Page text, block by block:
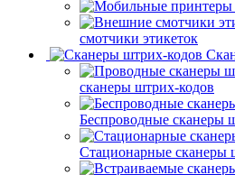
смотчики этикеток
сканеры штрих-кодов
Беспроводные сканеры
Стационарные сканеры